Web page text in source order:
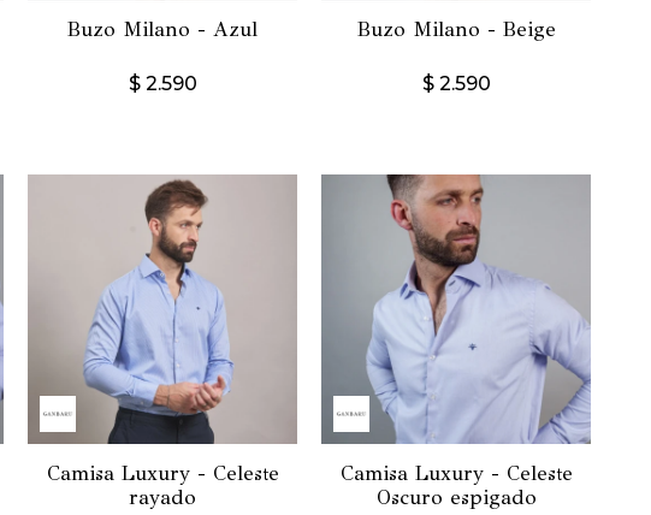
Buzo Milano - Azul
$ 2.590
Buzo Milano - Beige
$ 2.590
Camisa Luxury - Celeste
rayado
Camisa Luxury - Celeste
Oscuro espigado